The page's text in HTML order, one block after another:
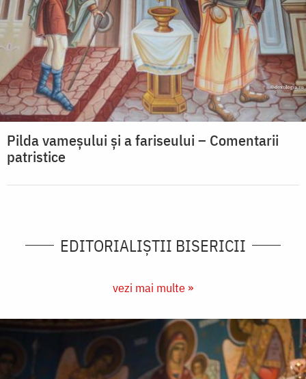
Pilda vameșului și a fariseului – Comentarii
patristice
EDITORIALIȘTII BISERICII
vezi mai multe »